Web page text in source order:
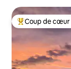
Coups de cœur
Coup de cœur